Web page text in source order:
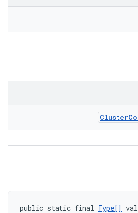
Cluster
public static final Type[]